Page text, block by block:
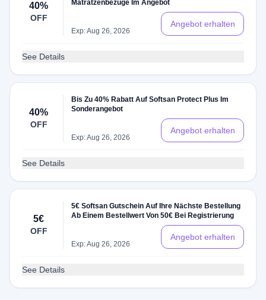
40%
OFF
Matratzenbezüge Im Angebot
Exp: Aug 26, 2026
Angebot erhalten
See Details
40%
OFF
Bis Zu 40% Rabatt Auf Softsan Protect Plus Im
Sonderangebot
Exp: Aug 26, 2026
Angebot erhalten
See Details
5€
OFF
5€ Softsan Gutschein Auf Ihre Nächste Bestellung
Ab Einem Bestellwert Von 50€ Bei Registrierung
Exp: Aug 26, 2026
Angebot erhalten
See Details